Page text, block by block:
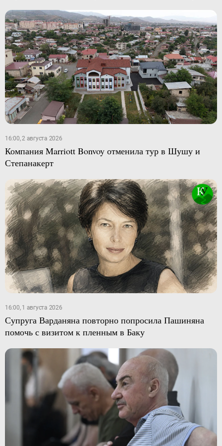
16:00, 2 августа 2026
Компания Marriott Bonvoy отменила тур в Шушу и
Степанакерт
16:00, 1 августа 2026
Супруга Варданяна повторно попросила Пашиняна
помочь с визитом к пленным в Баку